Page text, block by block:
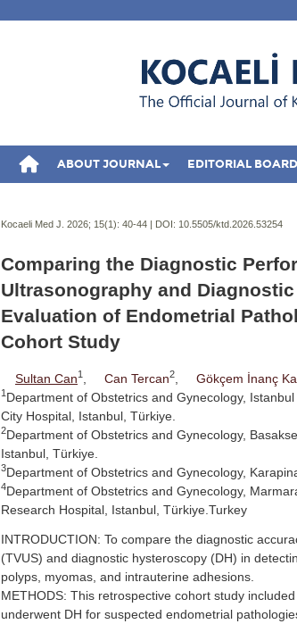
ABOUT JOURNAL EDITORIAL BOARD
Kocaeli Med J. 2026; 15(1): 40-44 | DOI: 10.5505/ktd.2026.53254
Comparing the Diagnostic
Ultrasonography and
Evaluation of Endometrial
Cohort Study
Sultan Can1 Can Tercan2 Gökçem İnanç
1 Department of Obstetrics and Gynecology,
City Hospital, Istanbul, Türkiye.
2Department of Obstetrics and Gynecology,
Istanbul, Türkiye.
3Department of Obstetrics and Gynecology,
4Department of Obstetrics and Gynecology,
Research Hospital, Istanbul, Türkiye.Turkey
INTRODUCTION: To compare the diagnostic
(TVUS) and diagnostic hysteroscopy (DH) in
polyps, myomas, and intrauterine adhesions.
METHODS: This retrospective cohort study
underwent DH for suspected endometrial